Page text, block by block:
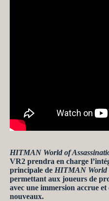
HITMAN World of
VR2 prendra en charge
principale de HITMAN World
permettant aux joueurs de
avec une immersion accrue
nouveaux.